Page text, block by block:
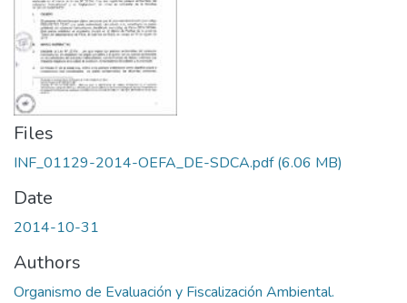
Files
INF_01129-2014-OEFA_DE-SDCA.pdf(6.06 MB)
Date
2014-10-31
Authors
Organismo de Evaluación y Fiscalización Ambiental.